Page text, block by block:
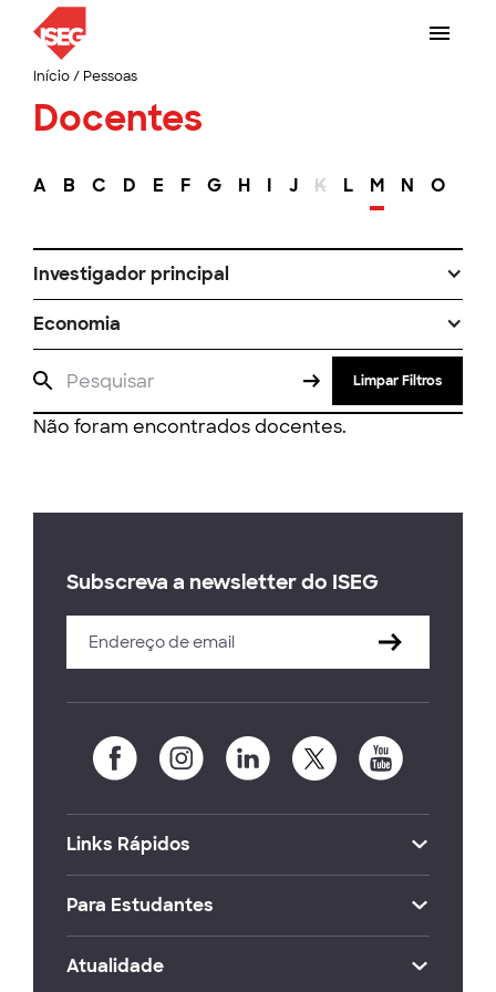
Início/ Pessoas
Docentes
A B C D E F G H I J K L M N O
Investigador principal
Economia
Limpar Filtros
Não foram encontrados docentes.
Subscreva a newsletter do ISEG
Links Rápidos
Para Estudantes
Atualidade